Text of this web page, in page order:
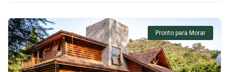
Pronto para Morar